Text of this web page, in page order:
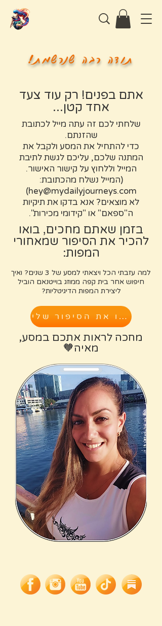
תודה רבה שנרשמת!
אתם בפנים! רק עוד צעד
אחד קטן...
שלחתי לכם זה עתה מייל לכתובת
שהזנתם.
כדי להתחיל את המסע ולקבל את
המתנה שלכם, עליכם לגשת לתיבת
המייל וללחוץ על קישור האישור.
(המייל נשלח מהכתובת:
hey@mydailyjourneys.com
)
לא מוצאים? אנא בדקו את תיקיות
ה"ספאם" או "קידומי מכירות".
בזמן שאתם מחכים, בואו
להכיר את הסיפור שמאחורי
המפות:
למה עזבתי הכל ויצאתי למסע של 3 שנים? ואיך
חיפוש אחר בית קפה ממוזג בוייטנאם הוביל
ליצירת המפות הדיגיטליות?
קראו את הסיפור שלי
מחכה לראות אתכם במסע,
מאיה🧡